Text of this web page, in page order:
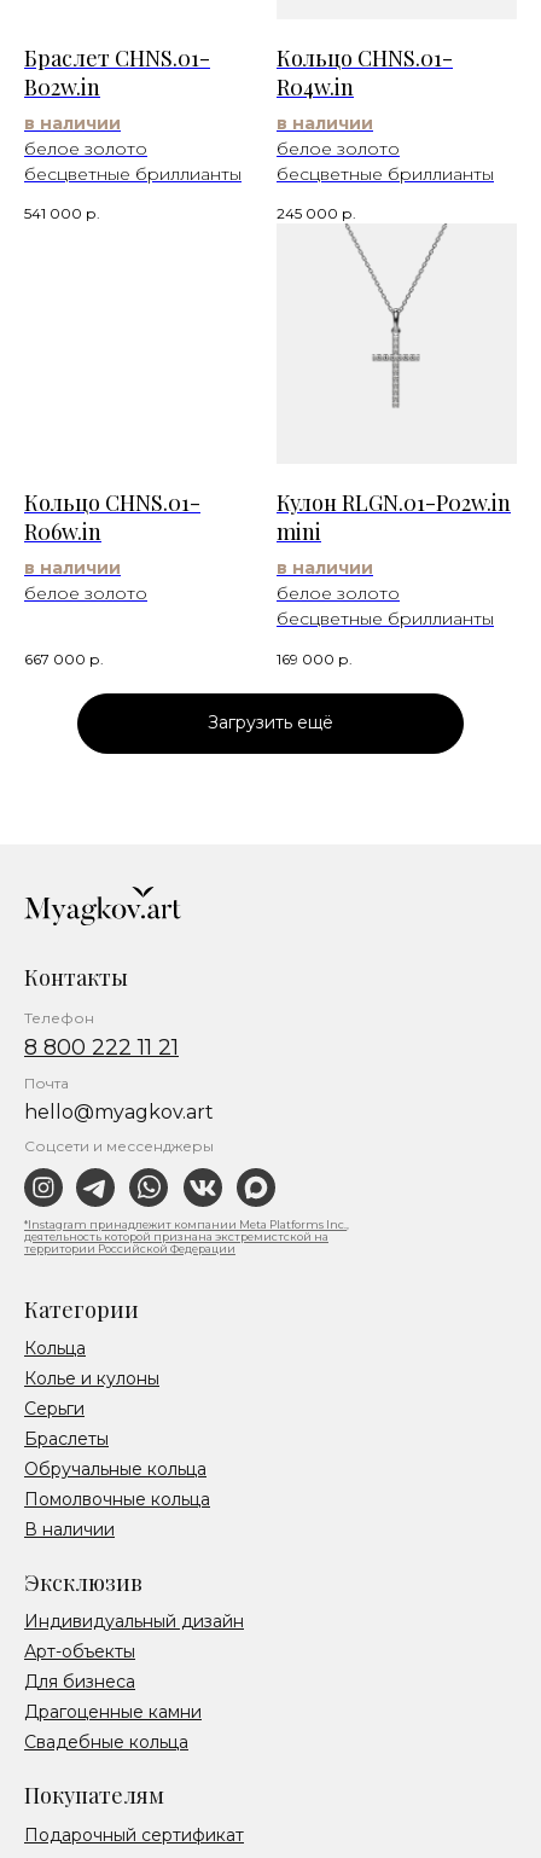
Браслет CHNS.01-
B02w.in
в наличии
белое золото
бесцветные бриллианты
541 000 р.
Кольцо CHNS.01-
R04w.in
в наличии
белое золото
бесцветные бриллианты
245 000 р.
Кольцо CHNS.01-
R06w.in
в наличии
белое золото
667 000 р.
Кулон RLGN.01-P02w.in
mini
в наличии
белое золото
бесцветные бриллианты
169 000 р.
Загрузить ещё
Контакты
Покупателям
Эксклюзив
Категории
Телефон
Подарочный сертификат
Свадебные кольца
Драгоценные камни
Для бизнеса
Арт-объекты
Индивидуальный дизайн
Помолвочные кольца
Обручальные кольца
Браслеты
Серьги
Колье и кулоны
Кольца
Соцсети и мессенджеры
hello@myagkov.art
Почта
8 800 222 11 21
*Instagram принадлежит компании Meta Platforms Inc.,
деятельность которой признана экстремистской на
территории Российской Федерации
В наличии